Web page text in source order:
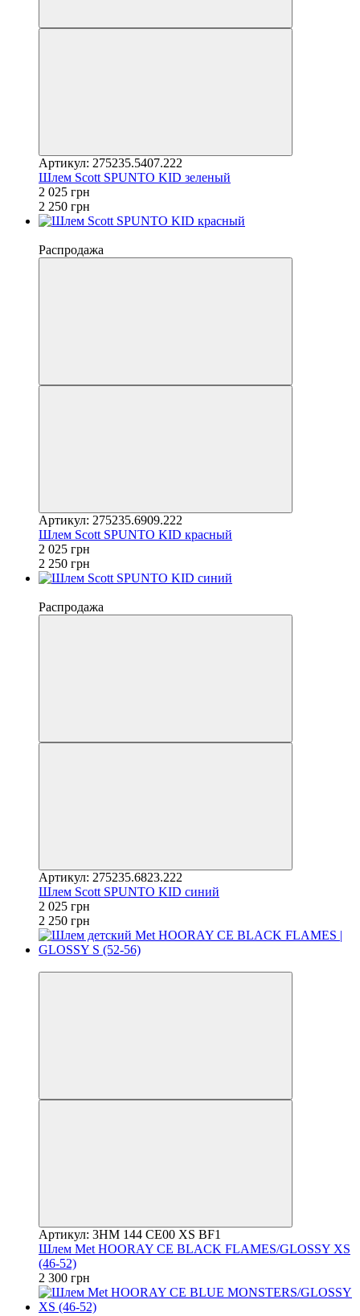
Артикул: 275235.5407.222
Шлем Scott SPUNTO KID зеленый
2 025 грн
2 250 грн
Распродажа
Артикул: 275235.6909.222
Шлем Scott SPUNTO KID красный
2 025 грн
2 250 грн
Распродажа
Артикул: 275235.6823.222
Шлем Scott SPUNTO KID синий
2 025 грн
2 250 грн
Артикул: 3HM 144 CE00 XS BF1
Шлем Met HOORAY CE BLACK FLAMES/GLOSSY XS
(46-52)
2 300 грн